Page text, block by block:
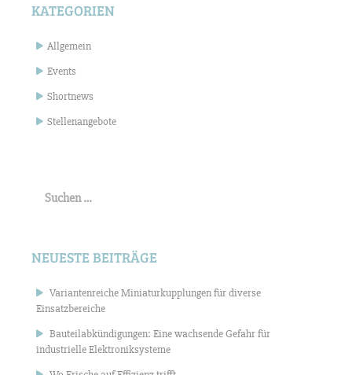
KATEGORIEN
Allgemein
Events
Shortnews
Stellenangebote
nach:
NEUESTE BEITRÄGE
Variantenreiche Miniaturkupplungen für diverse
Einsatzbereiche
Bauteilabkündigungen: Eine wachsende Gefahr für
industrielle Elektroniksysteme